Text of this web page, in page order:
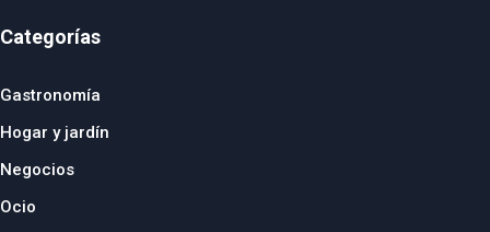
Categorías
Gastronomía
Hogar y jardín
Negocios
Ocio